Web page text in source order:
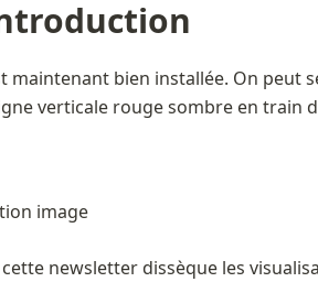
maintenant bien installée. On peut
verticale rouge sombre en train
newsletter dissèque les